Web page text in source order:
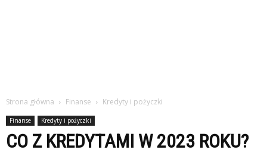
Strona główna Finanse Kredyty i pożyczki
Finanse Kredyty i pożyczki
CO Z KREDYTAMI W 2023 ROKU?